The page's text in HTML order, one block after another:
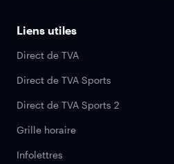
Liens utiles
Direct de TVA
Direct de TVA Sports
Direct de TVA Sports 2
Grille horaire
Infolettres